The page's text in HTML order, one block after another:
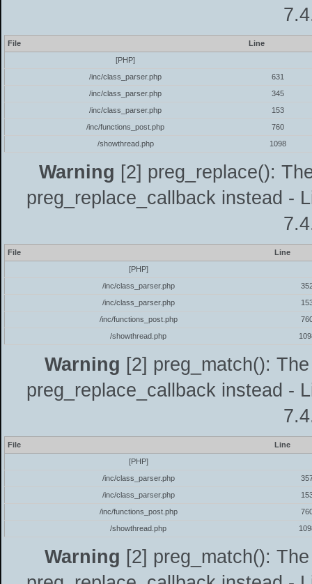
File
Line
[PHP]
/inc/class_parser.php
631
/inc/class_parser.php
345
/inc/class_parser.php
153
/inc/functions_post.php
760
/showthread.php
1098
Warning [2] preg_replace():
preg_replace_callback instead -
File
Line
[PHP]
/inc/class_parser.php
/inc/class_parser.php
/inc/functions_post.php
/showthread.php
Warning [2] preg_match():
preg_replace_callback instead -
File
Line
[PHP]
/inc/class_parser.php
/inc/class_parser.php
/inc/functions_post.php
/showthread.php
Warning [2] preg_match():